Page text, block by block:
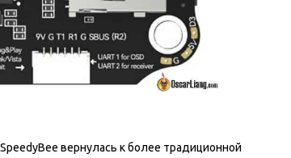
вернулась к более традиционной